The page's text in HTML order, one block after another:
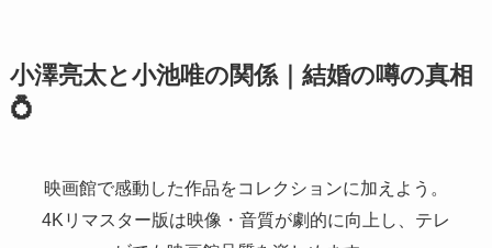
小澤亮太と小池唯の関係｜結婚の噂の真相
💍
映画館で感動した作品をコレクションに加えよう。
4Kリマスター版は映像・音質が劇的に向上し、テレ